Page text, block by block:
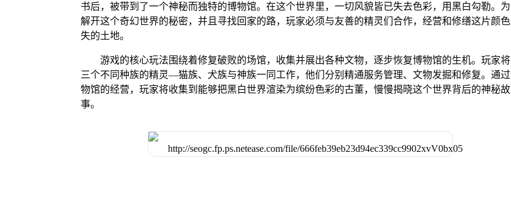
书后，被带到了一个神秘而独特的博物馆。在这个世界里，一切风貌皆已失去色彩，用黑白勾勒。为
解开这个奇幻世界的秘密，并且寻找回家的路，玩家必须与友善的精灵们合作，经营和修缮这片颜
失的土地。
游戏的核心玩法围绕着修复破败的场馆，收集并展出各种文物，逐步恢复博物馆的生机。玩家
三个不同种族的精灵—猫族、犬族与神族一同工作，他们分别精通服务管理、文物发掘和修复。通
物馆的经营，玩家将收集到能够把黑白世界渲染为缤纷色彩的古董，慢慢揭晓这个世界背后的神秘故
事。